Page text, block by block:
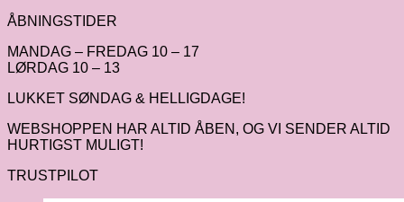
ÅBNINGSTIDER
MANDAG – FREDAG 10 – 17
LØRDAG 10 – 13
LUKKET SØNDAG & HELLIGDAGE!
WEBSHOPPEN HAR ALTID ÅBEN, OG VI SENDER ALTID
HURTIGST MULIGT!
TRUSTPILOT